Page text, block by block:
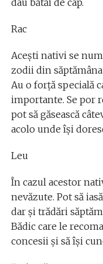
Rac
Acești nativi se
zodii din
Au o forță specială
importante. Se por
pot să găsească
acolo unde își
Leu
În cazul acestor
nevăzute. Pot să
dar și trădări
Bădic care le
concesii și să își